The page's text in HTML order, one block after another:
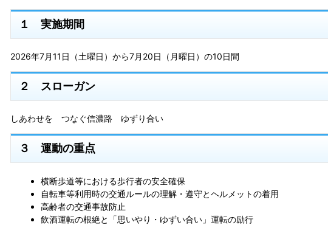
１ 実施期間
2026年7月11日（土曜日）から7月20日（月曜日）の10日間
２ スローガン
しあわせを つなぐ信濃路 ゆずり合い
３ 運動の重点
横断歩道等における歩行者の安全確保
自転車等利用時の交通ルールの理解・遵守とヘルメットの着用
高齢者の交通事故防止
飲酒運転の根絶と「思いやり・ゆずい合い」運転の励行